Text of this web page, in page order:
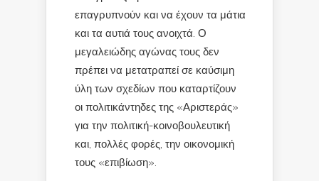
επαγρυπνούν και να έχουν τα μάτια
και τα αυτιά τους ανοιχτά. Ο
μεγαλειώδης αγώνας τους δεν
πρέπει να μετατραπεί σε καύσιμη
ύλη των σχεδίων που καταρτίζουν
οι πολιτικάντηδες της «Αριστεράς»
για την πολιτική-κοινοβουλευτική
και, πολλές φορές, την οικονομική
τους «επιβίωση».